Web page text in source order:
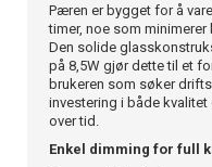
Pæren er bygget for å
timer, noe som
Den solide
på 8,5W gjør dette til et
brukeren som søker
investering i både
over tid.
Enkel dimming for full